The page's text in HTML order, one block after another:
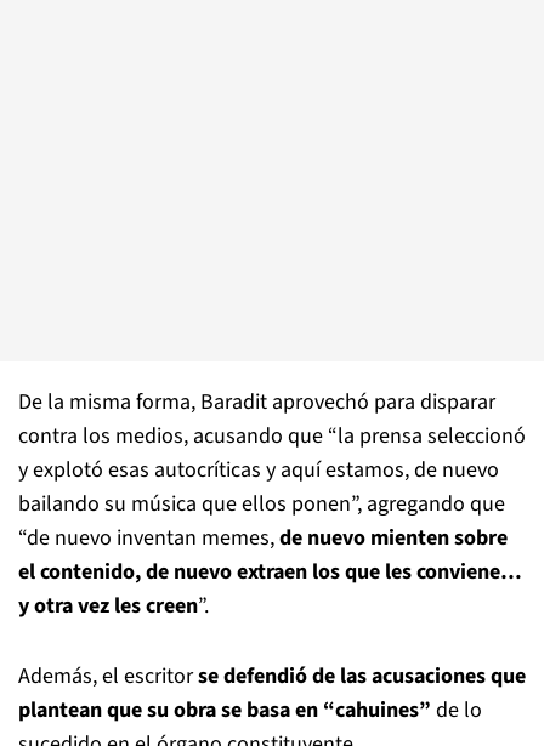
De la misma forma, Baradit aprovechó para disparar
contra los medios, acusando que “la prensa seleccionó
y explotó esas autocríticas y aquí estamos, de nuevo
bailando su música que ellos ponen”, agregando que
“de nuevo inventan memes,de nuevo mienten sobre
el contenido, de nuevo extraen los que les conviene…
y otra vez les creen”.
Además, el escritorse defendió de las acusaciones que
plantean que su obra se basa en “cahuines” de lo